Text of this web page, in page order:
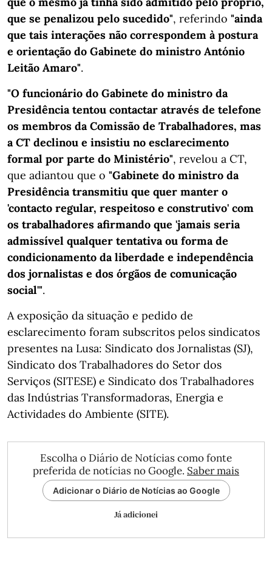
que se penalizou pelo sucedido", referindo "ainda
que tais interações não correspondem à postura
e orientação do Gabinete do ministro António
Leitão Amaro".
"O funcionário do Gabinete do ministro da
Presidência tentou contactar através de telefone
os membros da Comissão de Trabalhadores, mas
a CT declinou e insistiu no esclarecimento
formal por parte do Ministério", revelou a CT,
que adiantou que o "Gabinete do ministro da
Presidência transmitiu que quer manter o
'contacto regular, respeitoso e construtivo' com
os trabalhadores afirmando que 'jamais seria
admissível qualquer tentativa ou forma de
condicionamento da liberdade e independência
dos jornalistas e dos órgãos de comunicação
social'".
A exposição da situação e pedido de
esclarecimento foram subscritos pelos sindicatos
presentes na Lusa: Sindicato dos Jornalistas (SJ),
Sindicato dos Trabalhadores do Setor dos
Serviços (SITESE) e Sindicato dos Trabalhadores
das Indústrias Transformadoras, Energia e
Actividades do Ambiente (SITE).
Escolha o Diário de Notícias como fonte
preferida de notícias no Google. Saber mais
Adicionar o Diário de Notícias ao Google
Já adicionei